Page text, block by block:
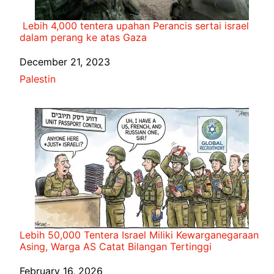
Lebih 4,000 tentera upahan Perancis sertai israel
dalam perang ke atas Gaza
Date
December 21, 2023
In relation to
Palestin
Lebih 50,000 Tentera Israel Miliki Kewarganegaraan
Asing, Warga AS Catat Bilangan Tertinggi
Date
February 16, 2026